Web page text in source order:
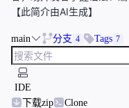
【此简介由AI生成】
main 分支 4 Tags 7
IDE
下载zip
Clone